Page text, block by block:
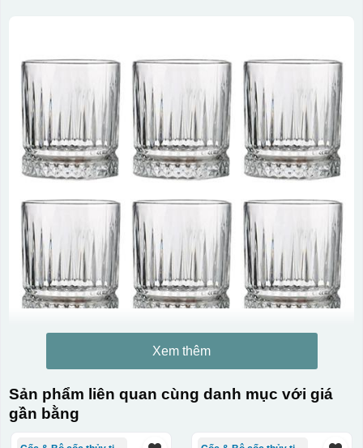
Xem thêm
Sản phẩm liên quan cùng danh mục với giá
gần bằng